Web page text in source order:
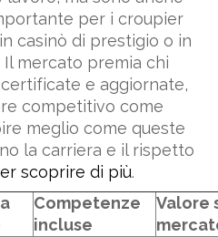
per i croupier
casinò di prestigio o in
mercato premia chi
e aggiornate,
competitivo come
meglio come queste
la carriera e il rispetto
scoprire di più.
Competenze
incluse
Valore